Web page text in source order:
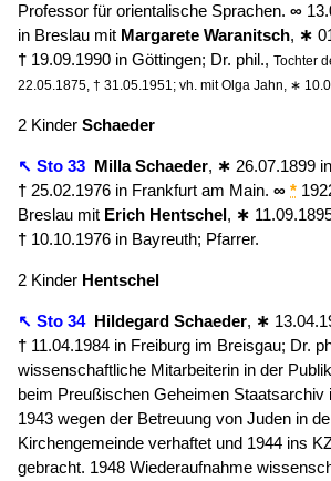
Professor für orientalische Sprachen. ∞
in Breslau mit Margarete Waranitsch, ∗
† 19.09.1990 in Göttingen; Dr. phil., Tochter
22.05.1875, † 31.05.1951; vh. mit Olga Jahn, ∗
2 Kinder Schaeder
↖ Sto 33 Milla Schaeder, ∗ 26.07.1899
† 25.02.1976 in Frankfurt am Main. ∞ *
Breslau mit Erich Hentschel, ∗
† 10.10.1976 in Bayreuth; Pfarrer.
2 Kinder Hentschel
↖ Sto 34 Hildegard Schaeder, ∗
† 11.04.1984 in Freiburg im Breisgau; Dr.
wissenschaftliche Mitarbeiterin in der
beim Preußischen Geheimen Staatsarchiv
1943 wegen der Betreuung von Juden in
Kirchengemeinde verhaftet und 1944 ins
gebracht. 1948 Wiederaufnahme